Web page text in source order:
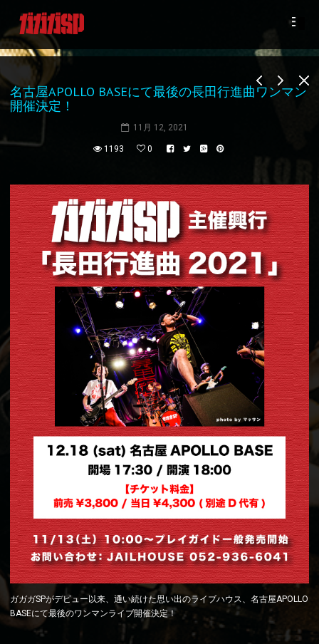
名古屋APOLLO BASEにて最後の長田行進曲ワンマン
開催決定！
11月 12, 2021
1193 0
ガガガSPがデビュー以来、通い続けた思い出のライブハウス、名古屋APOLLO
BASEにて最後のワンマンライブ開催決定！